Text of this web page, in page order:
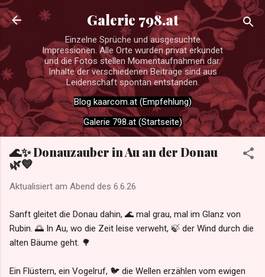
Direkt zum Hauptbereich
Galerie 798.at
Einzelne Sprüche und ausgesuchte
Impressionen. Alle Orte wurden privat erkundet
und die Fotos stellen Momentaufnahmen dar.
Inhalte der verschiedenen Beiträge sind aus
Leidenschaft spontan entstanden.
Blog kaarcom.at (Empfehlung)
Galerie 798.at (Startseite)
🌊✨ Donauzauber in Au an der Donau
🌿💙
Aktualisiert am Abend des 6.6.26
Sanft gleitet die Donau dahin, 🌊 mal grau, mal im Glanz von
Rubin. 🌅 In Au, wo die Zeit leise verweht, 🍃 der Wind durch die
alten Bäume geht. 🌳
Ein Flüstern, ein Vogelruf, 🐦 die Wellen erzählen vom ewigen